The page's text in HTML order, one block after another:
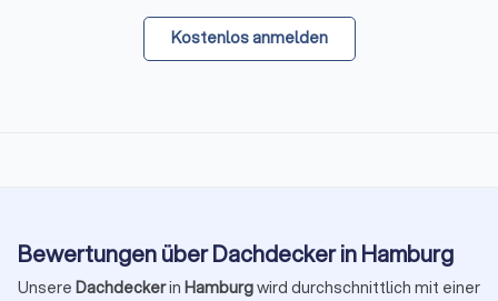
Kostenlos anmelden
Bewertungen über Dachdecker in Hamburg
Unsere Dachdeckerin Hamburgwird durchschnittlich mit einer